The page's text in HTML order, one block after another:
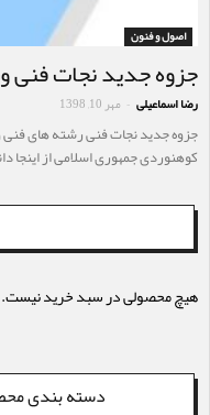
اصول و فنون
جزوه جدید نجات فنی
رضا اسماعیلی - مهر 10, 1398
کوهنوردی جمهوری اسلامی از اینجا
هیچ محصولی در سبد خرید نیست.
دسته بندی